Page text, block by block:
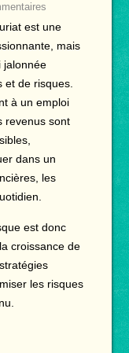
est une
mais
jalonnée
et de risques.
à un emploi
revenus sont
dans un
les
est donc
croissance de
les risques